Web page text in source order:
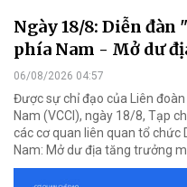
Ngày 18/8: Diễn đàn
phía Nam - Mở dư
06/08/2026 04:57
Được sự chỉ đạo của Liên
Nam (VCCI), ngày 18/8, Tạp
các cơ quan liên quan tổ chức
Nam: Mở dư địa tăng trưởng